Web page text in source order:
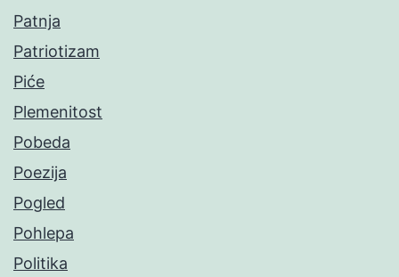
Patnja
Patriotizam
Piće
Plemenitost
Pobeda
Poezija
Pogled
Pohlepa
Politika